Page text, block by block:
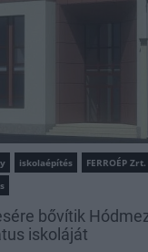
iskolaépítés
FERROÉP Zrt.
bővítik
iskoláját